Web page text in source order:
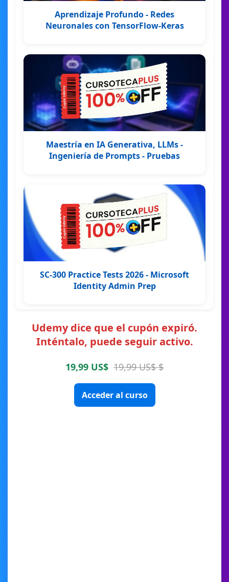
Aprendizaje Profundo - Redes
Neuronales con TensorFlow-Keras
Maestría en IA Generativa, LLMs -
Ingeniería de Prompts - Pruebas
SC-300 Practice Tests 2026 - Microsoft
Identity Admin Prep
Udemy dice que el cupón expiró.
Inténtalo, puede seguir activo.
19,99 US$ 19,99 US$ $
Acceder al curso